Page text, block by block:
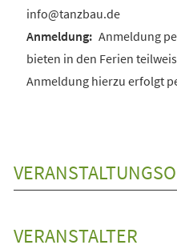
info@tanzbau.de
Anmeldung
bieten in den Ferien
Anmeldung hierzu erfolgt
VERANSTALTER